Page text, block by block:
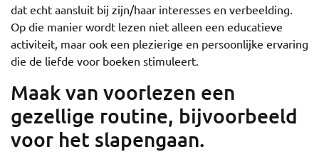
dat echt aansluit bij zijn/haar interesses en verbeelding.
Op die manier wordt lezen niet alleen een educatieve
activiteit, maar ook een plezierige en persoonlijke ervaring
die de liefde voor boeken stimuleert.
Maak van voorlezen een
gezellige routine, bijvoorbeeld
voor het slapengaan.